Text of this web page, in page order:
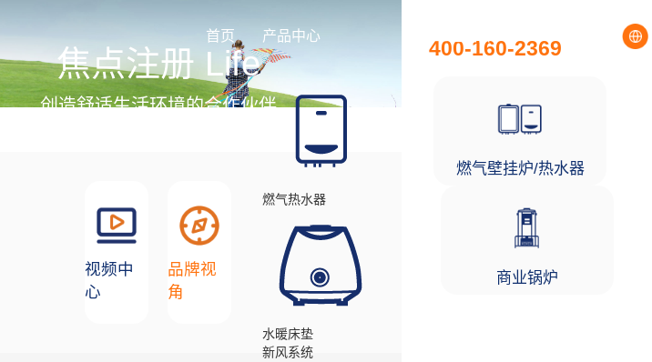
首页 产品中心
燃气热水器
水暖床垫
新风系统
燃气壁挂炉/热水器
商业锅炉
400-160-2369
焦点注册 Life
创造舒适生活环境的合作伙伴
视频中
心
品牌视
角